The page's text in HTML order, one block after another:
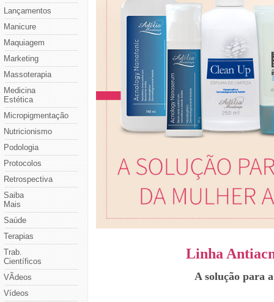
Lançamentos
Manicure
Maquiagem
Marketing
Massoterapia
Medicina
Estética
Micropigmentação
Nutricionismo
Podologia
Protocolos
Retrospectiva
Saiba
Mais
Saúde
Terapias
Trab.
Científicos
VÃ­deos
Vídeos
Linha
A solução para